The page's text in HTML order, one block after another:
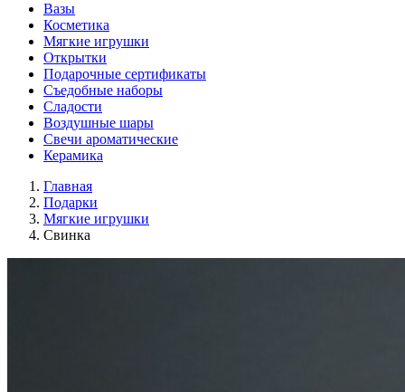
Вазы
Косметика
Мягкие игрушки
Открытки
Подарочные сертификаты
Съедобные наборы
Сладости
Воздушные шары
Свечи ароматические
Керамика
Главная
Подарки
Мягкие игрушки
Свинка